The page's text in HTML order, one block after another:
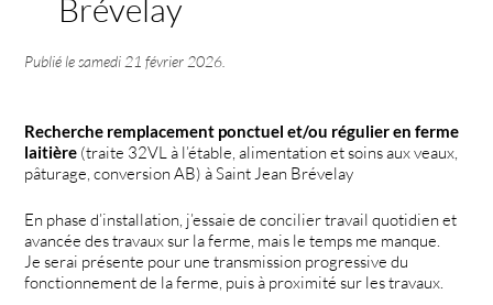
Brévelay
Publié lesamedi 21 février 2026
Recherche remplacement ponctuel et/ou régulier en ferme
laitière (traite 32VL à l’étable, alimentation et soins aux veaux,
pâturage, conversion AB) à Saint Jean Brévelay
En phase d’installation, j’essaie de concilier travail quotidien et
avancée des travaux sur la ferme, mais le temps me manque.
Je serai présente pour une transmission progressive du
fonctionnement de la ferme, puis à proximité sur les travaux.